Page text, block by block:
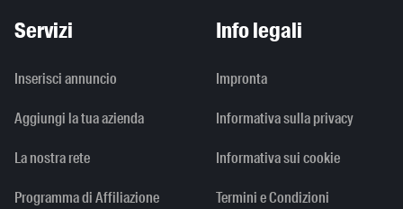
Servizi
Inserisci annuncio
Aggiungi la tua azienda
La nostra rete
Programma di Affiliazione
Info legali
Impronta
Informativa sulla privacy
Informativa sui cookie
Termini e Condizioni